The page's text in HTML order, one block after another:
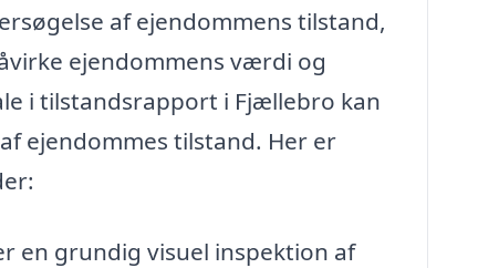
af ejendommens tilstand,
ejendommens værdi og
i tilstandsrapport i Fjællebro kan
ejendommes tilstand. Her er
en grundig visuel inspektion af